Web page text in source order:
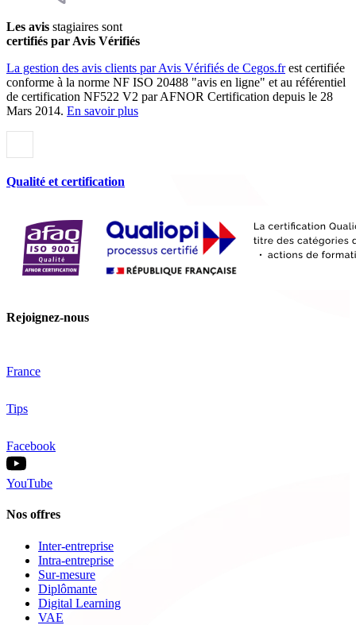
Les avis stagiaires sont
certifiés par Avis Vérifiés
La gestion des avis clients par Avis Vérifiés de Cegos.frest certifiée
conforme à la norme NF ISO 20488 "avis en ligne" et au référentiel
de certification NF522 V2 par AFNOR Certification depuis le 28
Mars 2014. En savoir plus
Qualité et certification
Rejoignez-nous
France
Tips
Facebook
YouTube
Nos offres
Inter-entreprise
Intra-entreprise
Sur-mesure
Diplômante
Digital Learning
VAE